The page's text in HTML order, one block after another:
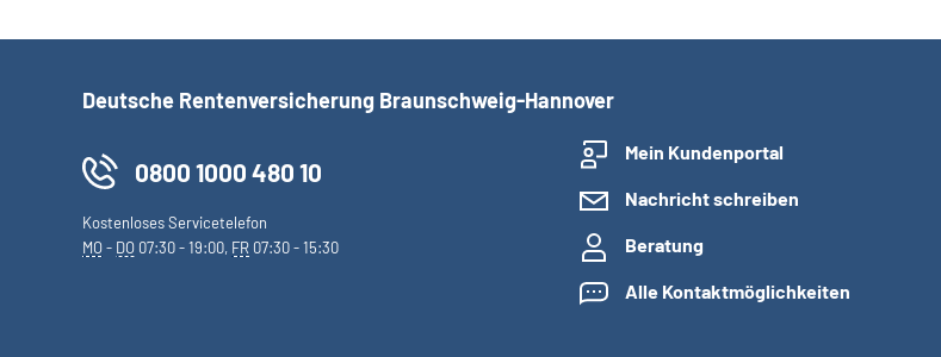
Deutsche Rentenversicherung Braunschweig-Hannover
0800 1000 480 10
Kostenloses Servicetelefon
MO- DO 07:30 - 19:00, FR 07:30 - 15:30
Mein Kundenportal
Nachricht schreiben
Beratung
Alle Kontaktmöglichkeiten